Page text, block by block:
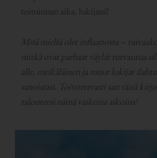
toiminnan aika, lukijani!
Mitä mieltä olet inflaatiosta –
mitkä ovat parhaat väylät turvautua
alle, meikäläinen ja muut lukijat
sanoistasi. Toivottavasti sait tästä
talouteesi näinä vaikeina aikoina!